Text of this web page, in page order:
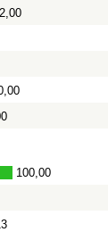
2,00
100,00